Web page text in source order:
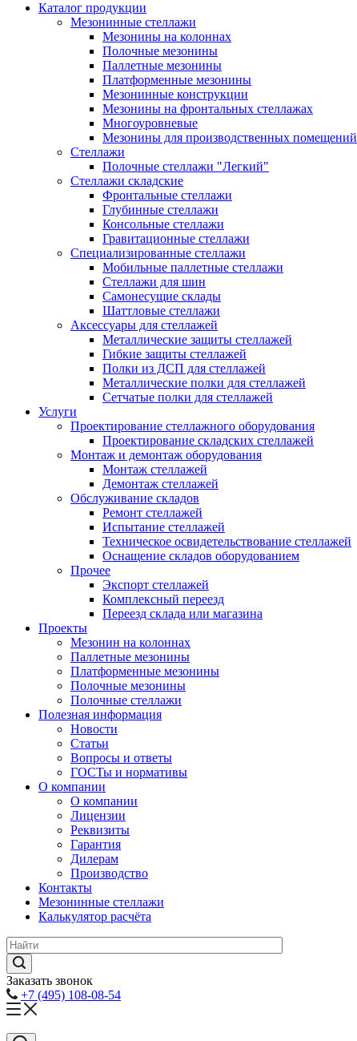
Каталог продукции
Мезонинные стеллажи
Мезонины на колоннах
Полочные мезонины
Паллетные мезонины
Платформенные мезонины
Мезонинные конструкции
Мезонины на фронтальных стеллажах
Многоуровневые
Мезонины для производственных помещений
Стеллажи
Полочные стеллажи "Легкий"
Стеллажи складские
Фронтальные стеллажи
Глубинные стеллажи
Консольные стеллажи
Гравитационные стеллажи
Специализированные стеллажи
Мобильные паллетные стеллажи
Стеллажи для шин
Самонесущие склады
Шаттловые стеллажи
Аксессуары для стеллажей
Металлические защиты стеллажей
Гибкие защиты стеллажей
Полки из ДСП для стеллажей
Металлические полки для стеллажей
Сетчатые полки для стеллажей
Услуги
Проектирование стеллажного оборудования
Проектирование складских стеллажей
Монтаж и демонтаж оборудования
Монтаж стеллажей
Демонтаж стеллажей
Обслуживание складов
Ремонт стеллажей
Испытание стеллажей
Техническое освидетельствование стеллажей
Оснащение складов оборудованием
Прочее
Экспорт стеллажей
Комплексный переезд
Переезд склада или магазина
Проекты
Мезонин на колоннах
Паллетные мезонины
Платформенные мезонины
Полочные мезонины
Полочные стеллажи
Полезная информация
Новости
Статьи
Вопросы и ответы
ГОСТы и нормативы
О компании
О компании
Лицензии
Реквизиты
Гарантия
Дилерам
Производство
Контакты
Мезонинные стеллажи
Калькулятор расчёта
Заказать звонок
+7 (495) 108-08-54